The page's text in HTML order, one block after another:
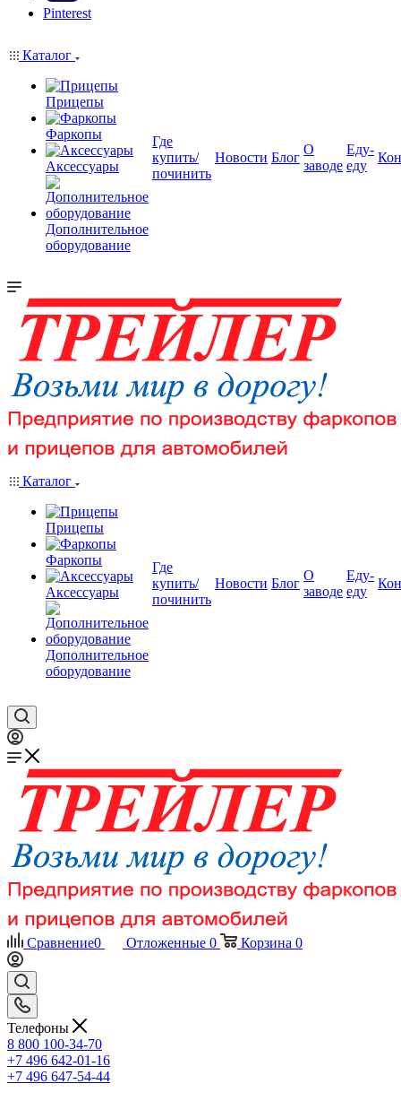
Pinterest
Каталог
Прицепы
Фаркопы
Аксессуары
Дополнительное
оборудование
Где
купить/
починить
Новости Блог
О
заводе
Еду-
еду
Каталог
Прицепы
Фаркопы
Аксессуары
Дополнительное
оборудование
Где
купить/
починить
Новости Блог
О
заводе
Еду-
еду
Сравнение0 Отложенные 0 Корзина 0
Телефоны
8 800 100-34-70
+7 496 642-01-16
+7 496 647-54-44